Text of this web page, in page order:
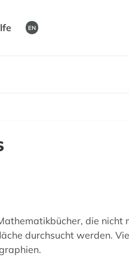
EN
die nicht
durchsucht werden.